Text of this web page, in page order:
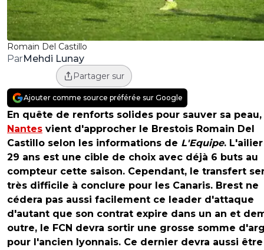
Romain Del Castillo
ParMehdi Lunay
Partager sur
Ajouter comme source préférée sur Google
En quête de renforts solides pour sauver sa
Nantes vient d'approcher le Brestois Romain Del
Castillo selon les informations de L'Equipe.
29 ans est une cible de choix avec déjà 6 buts au
compteur cette saison. Cependant, le transfert
très difficile à conclure pour les Canaris. Brest ne
cédera pas aussi facilement ce leader d'attaque
d'autant que son contrat expire dans un an et
outre, le FCN devra sortir une grosse somme
pour l'ancien lyonnais. Ce dernier devra aussi être